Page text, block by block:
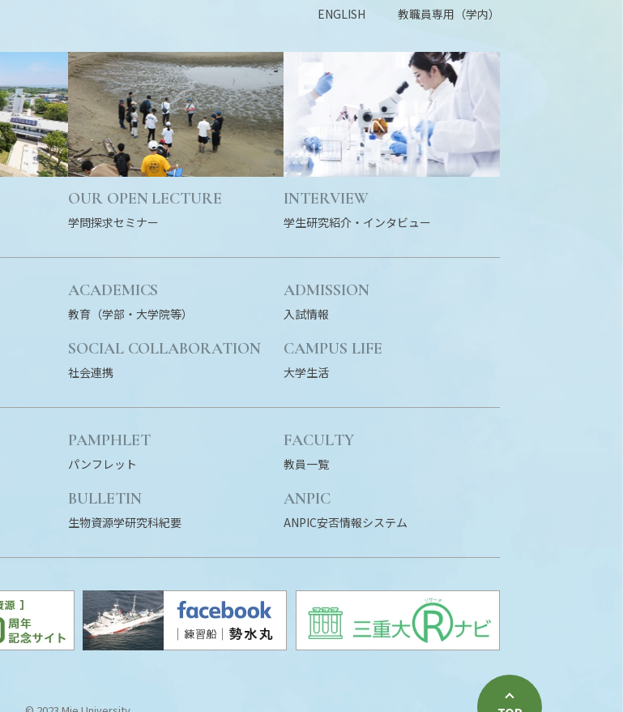
ENGLISH
教職員専用（学内）
OUR OPEN LECTURE
学問探求セミナー
INTERVIEW
学生研究紹介・ インタビュー
ACADEMICS
教育（学部・大学院等）
ADMISSION
入試情報
SOCIAL COLLABORATION
社会連携
CAMPUS LIFE
大学生活
PAMPHLET
パンフレット
FACULTY
教員一覧
BULLETIN
生物資源学研究科紀要
ANPIC
ANPIC安否情報システム